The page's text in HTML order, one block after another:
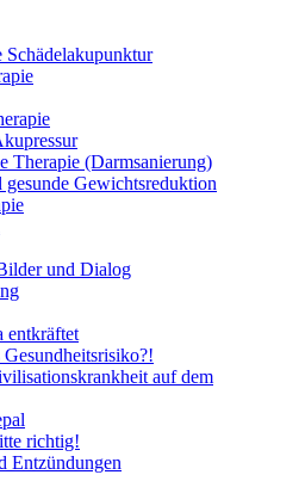
Schädelakupunktur
Therapie (Darmsanierung)
Gewichtsreduktion
und Dialog
entkräftet
auf dem
richtig!
Entzündungen